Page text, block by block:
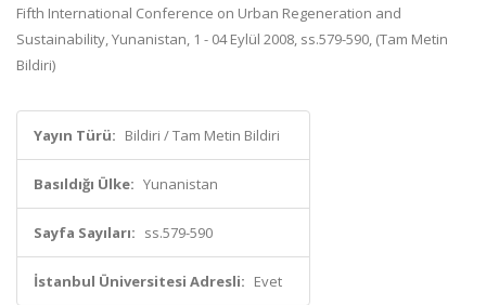
Fifth International Conference on Urban Regeneration and
Sustainability, Yunanistan, 1 - 04 Eylül 2008, ss.579-590, (Tam Metin
Bildiri)
Yayın Türü: Bildiri / Tam Metin Bildiri
Basıldığı Ülke: Yunanistan
Sayfa Sayıları: ss.579-590
İstanbul Üniversitesi Adresli: Evet